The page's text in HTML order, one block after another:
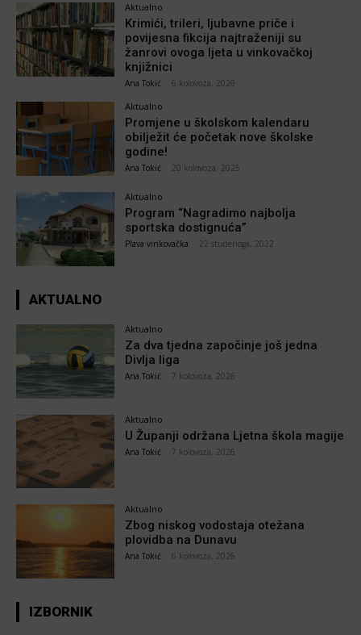
Aktualno
Krimići, trileri, ljubavne priče i
povijesna fikcija najtraženiji su
žanrovi ovoga ljeta u vinkovačkoj
knjižnici
Ana Tokić 6 kolovoza, 2026
Aktualno
Promjene u školskom kalendaru
obilježit će početak nove školske
godine!
Ana Tokić 20 kolovoza, 2025
Aktualno
Program “Nagradimo najbolja
sportska dostignuća”
Plava vinkovačka 22 studenoga, 2022
AKTUALNO
Aktualno
Za dva tjedna započinje još jedna
Divlja liga
Ana Tokić 7 kolovoza, 2026
Aktualno
U Županji održana Ljetna škola magije
Ana Tokić 7 kolovoza, 2026
Aktualno
Zbog niskog vodostaja otežana
plovidba na Dunavu
Ana Tokić 6 kolovoza, 2026
IZBORNIK